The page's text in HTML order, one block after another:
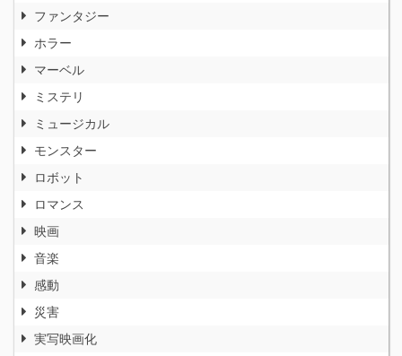
ファンタジー
ホラー
マーベル
ミステリ
ミュージカル
モンスター
ロボット
ロマンス
映画
音楽
感動
災害
実写映画化